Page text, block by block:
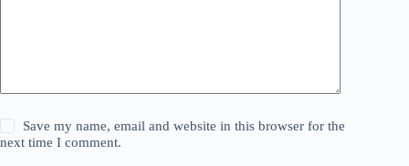
Save my name, email and website in this browser for the
next time I comment.